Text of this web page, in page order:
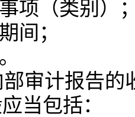
项（类别）
间；
审计报告
当包括：